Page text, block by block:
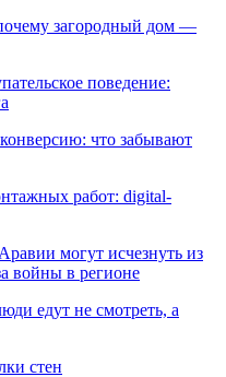
загородный дом —
поведение:
что забывают
работ: digital-
могут исчезнуть из
войны в регионе
едут не смотреть, а
стен